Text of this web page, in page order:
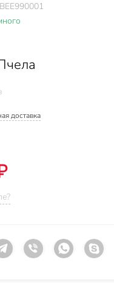
доставка